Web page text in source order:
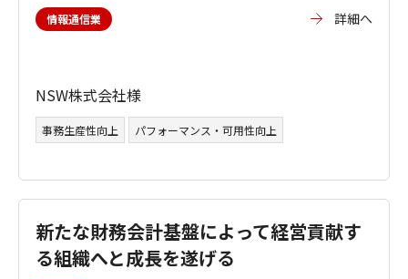
情報通信業 詳細へ
NSW株式会社様
事務生産性向上 パフォーマンス・可用性向上
新たな財務会計基盤によって経営貢献す
る組織へと成長を遂げる